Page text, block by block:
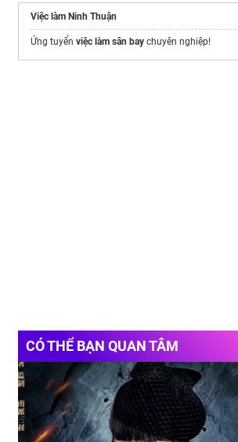
Việc làm Ninh Thuận
Ứng tuyển việc làm sân bay chuyên nghiệp!
CÓ THỂ BẠN QUAN TÂM